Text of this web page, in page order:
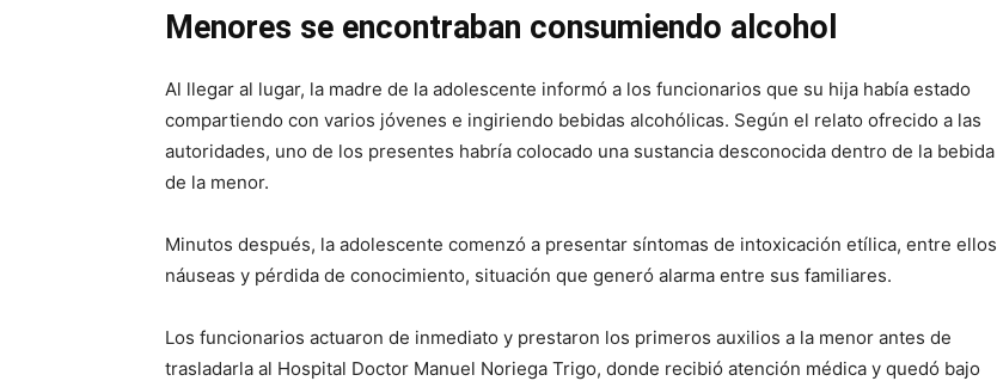
Menores se encontraban consumiendo alcohol
Al llegar al lugar, la madre de la adolescente informó a los funcionarios que su hija había estado
compartiendo con varios jóvenes e ingiriendo bebidas alcohólicas. Según el relato ofrecido a las
autoridades, uno de los presentes habría colocado una sustancia desconocida dentro de la bebida
de la menor.
Minutos después, la adolescente comenzó a presentar síntomas de intoxicación etílica, entre ellos
náuseas y pérdida de conocimiento, situación que generó alarma entre sus familiares.
Los funcionarios actuaron de inmediato y prestaron los primeros auxilios a la menor antes de
trasladarla al Hospital Doctor Manuel Noriega Trigo, donde recibió atención médica y quedó bajo